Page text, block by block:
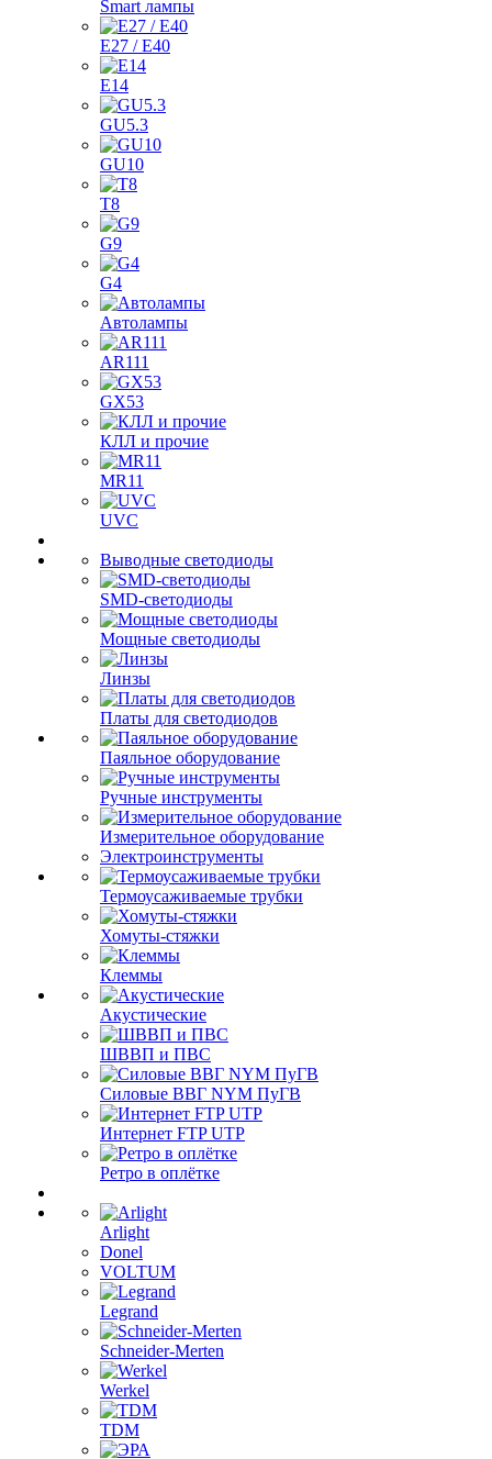
Smart лампы
E27 / E40
E14
GU5.3
GU10
T8
G9
G4
Автолампы
AR111
GX53
КЛЛ и прочие
MR11
UVC
Выводные светодиоды
SMD-светодиоды
Мощные светодиоды
Линзы
Платы для светодиодов
Паяльное оборудование
Ручные инструменты
Измерительное оборудование
Электроинструменты
Термоусаживаемые трубки
Хомуты-стяжки
Клеммы
Акустические
ШВВП и ПВС
Силовые ВВГ NYM ПуГВ
Интернет FTP UTP
Ретро в оплётке
Arlight
Donel
VOLTUM
Legrand
Schneider-Merten
Werkel
TDM